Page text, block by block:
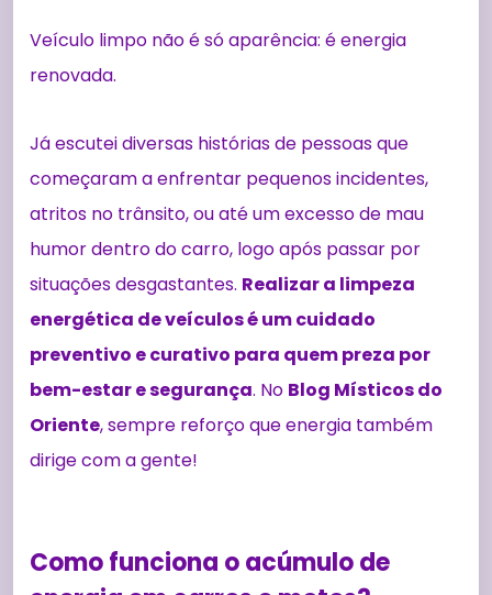
Veículo limpo não é só aparência: é energia
renovada.
Já escutei diversas histórias de pessoas que
começaram a enfrentar pequenos incidentes,
atritos no trânsito, ou até um excesso de mau
humor dentro do carro, logo após passar por
situações desgastantes. Realizar a limpeza
energética de veículos é um cuidado
preventivo e curativo para quem preza por
bem-estar e segurança. No Blog Místicos do
Oriente, sempre reforço que energia também
dirige com a gente!
Como funciona o acúmulo de